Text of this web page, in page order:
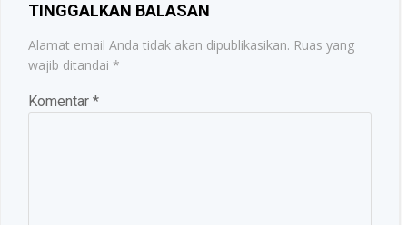
TINGGALKAN BALASAN
Alamat email Anda tidak akan dipublikasikan. Ruas yang
wajib ditandai *
Komentar *